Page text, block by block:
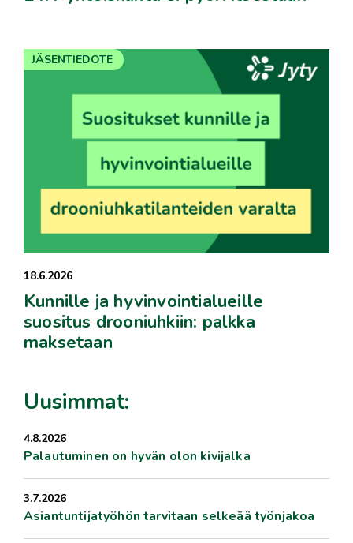
18.6.2026
Kunnille ja hyvinvointialueille
suositus drooniuhkiin: palkka
maksetaan
JÄSENTIEDOTE
Uusimmat:
4.8.2026
Palautuminen on hyvän olon kivijalka
3.7.2026
Asiantuntijatyöhön tarvitaan selkeää työnjakoa